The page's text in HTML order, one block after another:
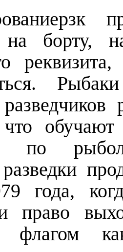
борту,
что
по
года,
право
флагом